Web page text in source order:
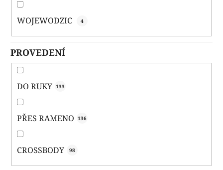
WOJEWODZIC 4
PROVEDENÍ
DO RUKY 133
PŘES RAMENO 136
CROSSBODY 98